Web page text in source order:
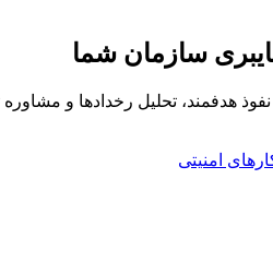
سازمان شما
هدفمند، تحلیل رخدادها و
امنیتی